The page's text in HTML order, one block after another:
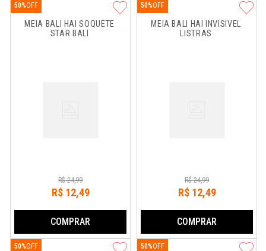
MEIA BALI HAI SOQUETE
STAR BALI
50%
R$ 24,99
R$ 12,49
COMPRAR
MEIA BALI HAI INVISIVEL
LISTRAS
50%
R$ 24,99
R$ 12,49
COMPRAR
50% 50%